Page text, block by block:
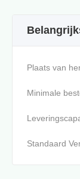
Plaats van
Minimale
Standaard